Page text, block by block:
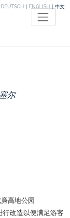
DEUTSCH ENGLISH 中文
尔
高地公园
改造以便满足游客